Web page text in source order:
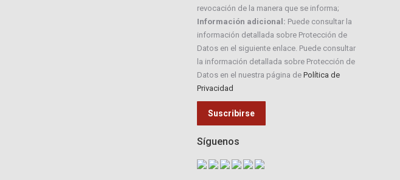
revocación de la manera que se informa;
Información adicional: Puede consultar la
información detallada sobre Protección de
Datos en el siguiente enlace. Puede consultar
la información detallada sobre Protección de
Datos en el nuestra página de Política de
Privacidad
Síguenos